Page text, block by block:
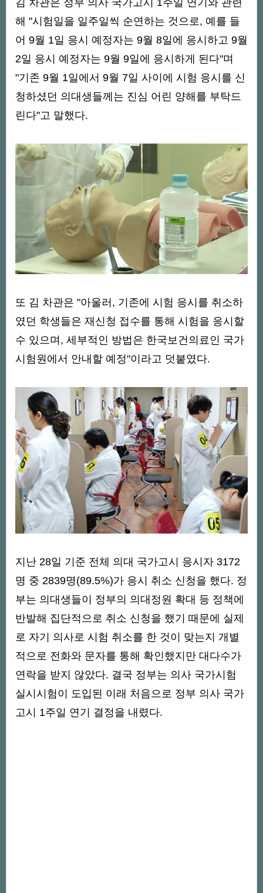
해 "시험일을 일주일씩 순연하는 것으로, 예를 들
어 9월 1일 응시 예정자는 9월 8일에 응시하고 9월
2일 응시 예정자는 9월 9일에 응시하게 된다"며
"기존 9월 1일에서 9월 7일 사이에 시험 응시를 신
청하셨던 의대생들께는 진심 어린 양해를 부탁드
린다"고 말했다.
또 김 차관은 "아울러, 기존에 시험 응시를 취소하
였던 학생들은 재신청 접수를 통해 시험을 응시할
수 있으며, 세부적인 방법은 한국보건의료인 국가
시험원에서 안내할 예정"이라고 덧붙였다.
지난 28일 기준 전체 의대 국가고시 응시자 3172
명 중 2839명(89.5%)가 응시 취소 신청을 했다. 정
부는 의대생들이 정부의 의대정원 확대 등 정책에
반발해 집단적으로 취소 신청을 했기 때문에 실제
로 자기 의사로 시험 취소를 한 것이 맞는지 개별
적으로 전화와 문자를 통해 확인했지만 대다수가
연락을 받지 않았다. 결국 정부는 의사 국가시험
실시시험이 도입된 이래 처음으로 정부 의사 국가
고시 1주일 연기 결정을 내렸다.